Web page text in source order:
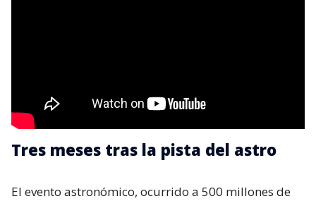
Tres meses tras la pista del astro
El evento astronómico, ocurrido a 500 millones de